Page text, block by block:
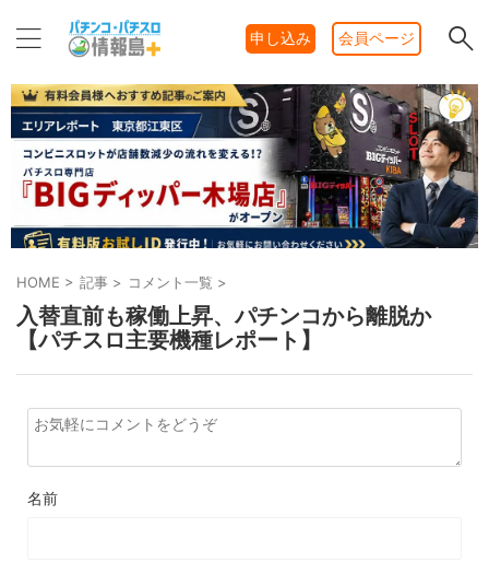
申し込み 会員ページ
HOME > 記事 > コメント一覧 >
入替直前も稼働上昇、パチンコから離脱か
【パチスロ主要機種レポート】
名前